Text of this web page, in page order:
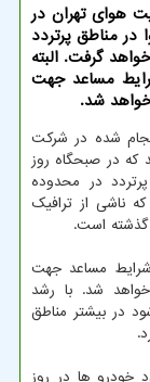
هوای تهران در
۹۹) کیفیت هوا در مناطق پرتردد
گرفت. البته
مساعد جهت
خواهد شد.
شده در شرکت
که در صبحگاه روز
در محدوده
ناشی از ترافیک
است.
شرایط مساعد جهت
خواهد شد. با رشد
در بیشتر مناطق
۹۹) با کاهش تردد خودرو ها در روز